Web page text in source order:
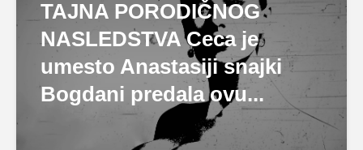
TAJNA PORODIČNOG
NASLEDSTVA Ceca je
umesto Anastasiji snajki
Bogdani predala ovu...